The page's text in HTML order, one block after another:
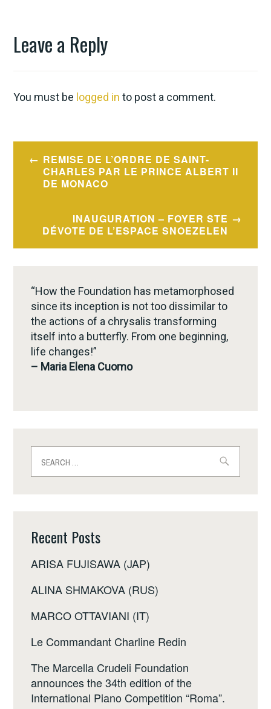
Leave a Reply
You must be logged in to post a comment.
Post
navigation
REMISE DE L’ORDRE DE SAINT-
CHARLES PAR LE PRINCE ALBERT II
DE MONACO
INAUGURATION – FOYER STE
DÉVOTE DE L’ESPACE SNOEZELEN
“How the Foundation has metamorphosed
since its inception is not too dissimilar to
the actions of a chrysalis transforming
itself into a butterfly. From one beginning,
life changes!”
– Maria Elena Cuomo
for:
Recent Posts
ARISA FUJISAWA (JAP)
ALINA SHMAKOVA (RUS)
MARCO OTTAVIANI (IT)
Le Commandant Charline Redin
The Marcella Crudeli Foundation
announces the 34th edition of the
International Piano Competition “Roma”.